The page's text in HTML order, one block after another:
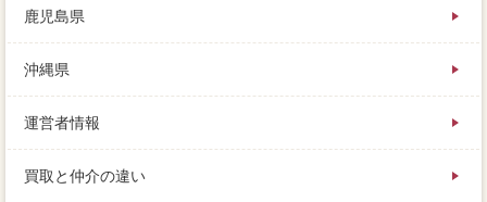
鹿児島県
沖縄県
運営者情報
買取と仲介の違い